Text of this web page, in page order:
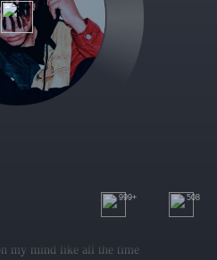
999+ 508
my mind like all the time